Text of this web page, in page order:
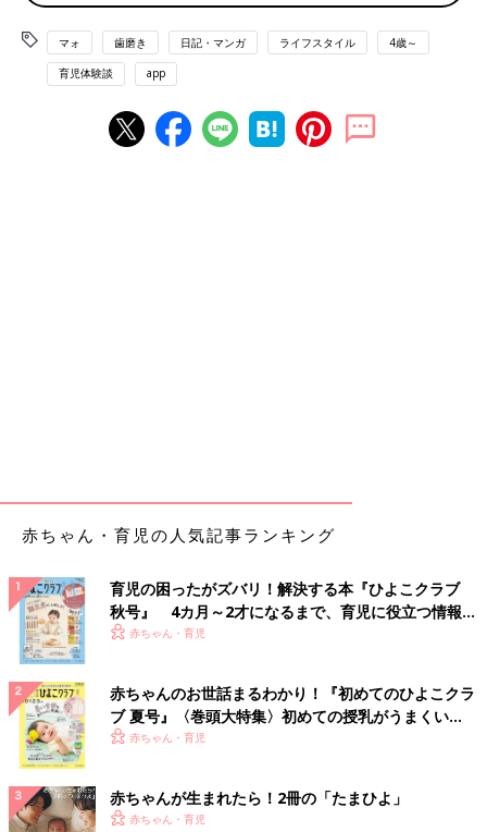
マォ 歯磨き 日記・マンガ ライフスタイル 4歳～
育児体験談 app
赤ちゃん・育児の人気記事ランキング
育児の困ったがズバリ！解決する本『ひよこクラブ
秋号』 4カ月～2才になるまで、育児に役立つ情報が
いっぱい！
赤ちゃん・育児
赤ちゃんのお世話まるわかり！『初めてのひよこクラ
ブ 夏号』〈巻頭大特集〉初めての授乳がうまくい
く！ おっぱい・ミルクの基本と夏のトラブル 解決テ
赤ちゃん・育児
赤ちゃんが生まれたら！2冊の「たまひよ」
赤ちゃん・育児